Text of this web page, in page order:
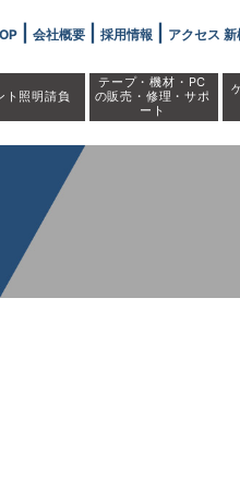
| 会社概要| 採用情報 アクセス 新
ト照明請負
テープ・機材・PC
の販売・修理・サポ
ート